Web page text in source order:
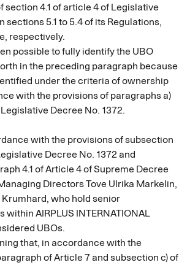
section 4.1 of article 4 of Legislative
sections 5.1 to 5.4 of its Regulations,
respectively.
possible to fully identify the UBO
in the preceding paragraph because
under the criteria of ownership
with the provisions of paragraphs a)
Decree No. 1372.
with the provisions of subsection
Decree No. 1372 and
4.1 of Article 4 of Supreme Decree
Directors Tove Ulrika Markelin,
who hold senior
AIRPLUS INTERNATIONAL
UBOs.
that, in accordance with the
of Article 7 and subsection c) of